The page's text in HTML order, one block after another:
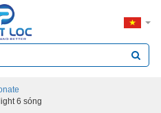
6 sóng